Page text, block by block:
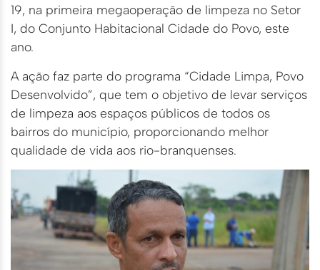
19, na primeira megaoperação de limpeza no Setor
I, do Conjunto Habitacional Cidade do Povo, este
ano.
A ação faz parte do programa “Cidade Limpa, Povo
Desenvolvido”, que tem o objetivo de levar serviços
de limpeza aos espaços públicos de todos os
bairros do município, proporcionando melhor
qualidade de vida aos rio-branquenses.